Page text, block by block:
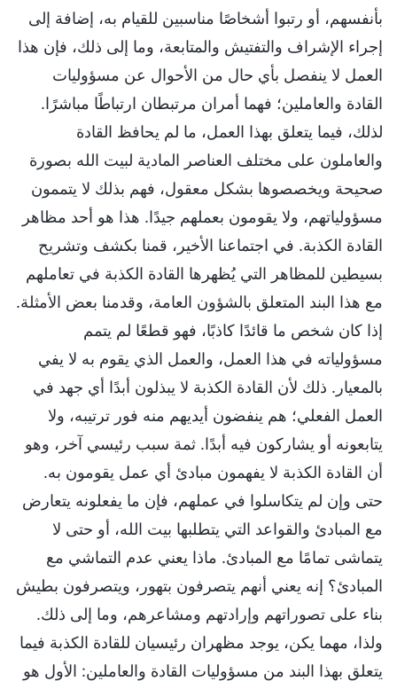
بأنفسهم، أو رتبوا أشخاصًا مناسبين للقيام به، إضافة إلى
إجراء الإشراف والتفتيش والمتابعة، وما إلى ذلك، فإن هذا
العمل لا ينفصل بأي حال من الأحوال عن مسؤوليات
القادة والعاملين؛ فهما أمران مرتبطان ارتباطًا مباشرًا.
لذلك، فيما يتعلق بهذا العمل، ما لم يحافظ القادة
والعاملون على مختلف العناصر المادية لبيت الله بصورة
صحيحة ويخصصوها بشكل معقول، فهم بذلك لا يتممون
مسؤولياتهم، ولا يقومون بعملهم جيدًا. هذا هو أحد مظاهر
القادة الكذبة. في اجتماعنا الأخير، قمنا بكشف وتشريح
بسيطين للمظاهر التي يُظهرها القادة الكذبة في تعاملهم
مع هذا البند المتعلق بالشؤون العامة، وقدمنا بعض الأمثلة.
إذا كان شخص ما قائدًا كاذبًا، فهو قطعًا لم يتمم
مسؤولياته في هذا العمل، والعمل الذي يقوم به لا يفي
بالمعيار. ذلك لأن القادة الكذبة لا يبذلون أبدًا أي جهد في
العمل الفعلي؛ هم ينفضون أيديهم منه فور ترتيبه، ولا
يتابعونه أو يشاركون فيه أبدًا. ثمة سبب رئيسي آخر، وهو
أن القادة الكذبة لا يفهمون مبادئ أي عمل يقومون به.
حتى وإن لم يتكاسلوا في عملهم، فإن ما يفعلونه يتعارض
مع المبادئ والقواعد التي يتطلبها بيت الله، أو حتى لا
يتماشى تمامًا مع المبادئ. ماذا يعني عدم التماشي مع
المبادئ؟ إنه يعني أنهم يتصرفون بتهور، ويتصرفون بطيش
بناء على تصوراتهم وإرادتهم ومشاعرهم، وما إلى ذلك.
ولذا، مهما يكن، يوجد مظهران رئيسيان للقادة الكذبة فيما
يتعلق بهذا البند من مسؤوليات القادة والعاملين: الأول هو